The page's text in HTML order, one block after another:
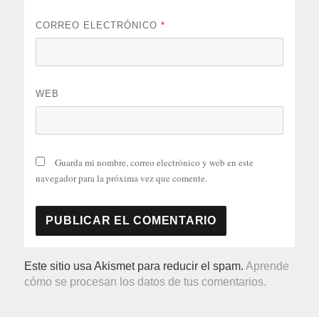
CORREO ELECTRÓNICO*
WEB
Guarda mi nombre, correo electrónico y web en este
navegador para la próxima vez que comente.
Este sitio usa Akismet para reducir el spam.Aprende
cómo se procesan los datos de tus comentarios.